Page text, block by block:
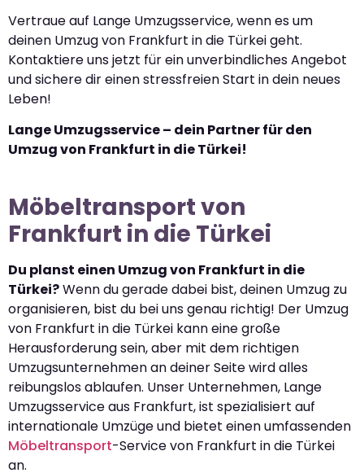
Vertraue auf Lange Umzugsservice, wenn es um
deinen Umzug von Frankfurt in die Türkei geht.
Kontaktiere uns jetzt für ein unverbindliches Angebot
und sichere dir einen stressfreien Start in dein neues
Leben!
Lange Umzugsservice – dein Partner für den
Umzug von Frankfurt in die Türkei!
Möbeltransport von
Frankfurt in die Türkei
Du planst einen Umzug von Frankfurt in die
Türkei?Wenn du gerade dabei bist, deinen Umzug zu
organisieren, bist du bei uns genau richtig! Der Umzug
von Frankfurt in die Türkei kann eine große
Herausforderung sein, aber mit dem richtigen
Umzugsunternehmen an deiner Seite wird alles
reibungslos ablaufen. Unser Unternehmen, Lange
Umzugsservice aus Frankfurt, ist spezialisiert auf
internationale Umzüge und bietet einen umfassenden
Möbeltransport-Service von Frankfurt in die Türkei
an.